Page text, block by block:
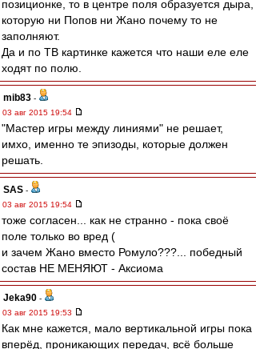
позиционке, то в центре поля образуется дыра,
которую ни Попов ни Жано почему то не
заполняют.
Да и по ТВ картинке кажется что наши еле еле
ходят по полю.
mib83 -
03 авг 2015 19:54
"Мастер игры между линиями" не решает,
имхо, именно те эпизоды, которые должен
решать.
SAS -
03 авг 2015 19:54
тоже согласен... как не странно - пока своё
поле только во вред (
и зачем Жано вместо Ромуло???... победный
состав НЕ МЕНЯЮТ - Аксиома
Jeka90 -
03 авг 2015 19:53
Как мне кажется, мало вертикальной игры пока
вперёд, проникающих передач, всё больше